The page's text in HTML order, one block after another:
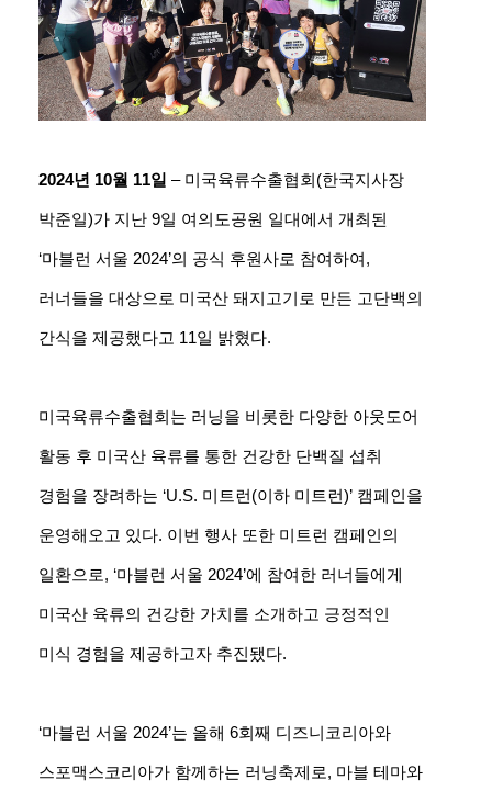
2024년 10월 11일 – 미국육류수출협회(한국지사장
박준일)가 지난 9일 여의도공원 일대에서 개최된
‘마블런 서울 2024’의 공식 후원사로 참여하여,
러너들을 대상으로 미국산 돼지고기로 만든 고단백의
간식을 제공했다고 11일 밝혔다.
미국육류수출협회는 러닝을 비롯한 다양한 아웃도어
활동 후 미국산 육류를 통한 건강한 단백질 섭취
경험을 장려하는 ‘U.S. 미트런(이하 미트런)’ 캠페인을
운영해오고 있다. 이번 행사 또한 미트런 캠페인의
일환으로, ‘마블런 서울 2024’에 참여한 러너들에게
미국산 육류의 건강한 가치를 소개하고 긍정적인
미식 경험을 제공하고자 추진됐다.
‘마블런 서울 2024’는 올해 6회째 디즈니코리아와
스포맥스코리아가 함께하는 러닝축제로, 마블 테마와